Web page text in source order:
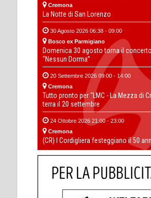
Cremona
La Notte di San Lorenzo
30 Agosto 2026 06:38 - 09:00
Bosco ex Parmigiano
Domenica 30 agosto torna il
“Nessun Dorma”
20 Settembre 2026 09:00 - 14:00
Cremona
Tutto pronto per “LMC - La Mezza di
terra il 20 settembre
24 Ottobre 2026 21:00 - 23:00
Cremona
(CR) I Cordigliera festeggiano il 50